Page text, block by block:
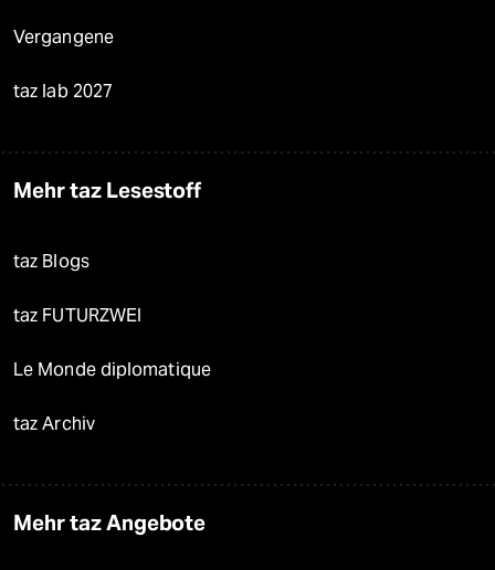
Vergangene
taz lab 2027
Mehr taz Lesestoff
taz Blogs
taz FUTURZWEI
Le Monde diplomatique
taz Archiv
Mehr taz Angebote